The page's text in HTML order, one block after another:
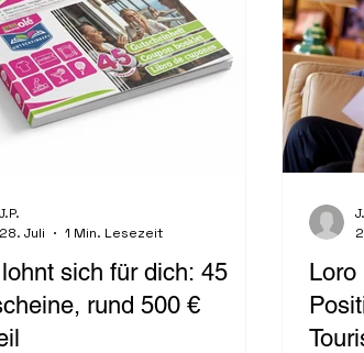
Gesundheit & Notfallhilfe Recht &
sich für dich: 45
rund 500 €
J.P.
28. Juli
1 Min. Lesezeit
Loro